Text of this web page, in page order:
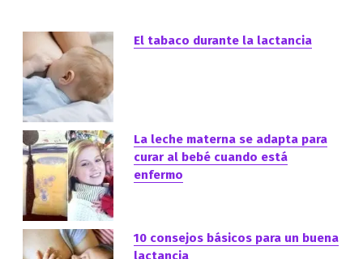
El tabaco durante la lactancia
La leche materna se adapta para
curar al bebé cuando está
enfermo
10 consejos básicos para un buena
lactancia